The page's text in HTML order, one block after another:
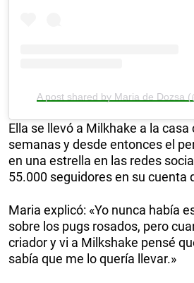
A post shared by Maria de Dozsa
Ella se llevó a Milkhake a la
semanas y desde entonces el
en una estrella en las redes
55.000 seguidores en su cuenta
Maria explicó: «Yo nunca había
sobre los pugs rosados, pero
criador y vi a Milkshake pensé
sabía que me lo quería llevar.»